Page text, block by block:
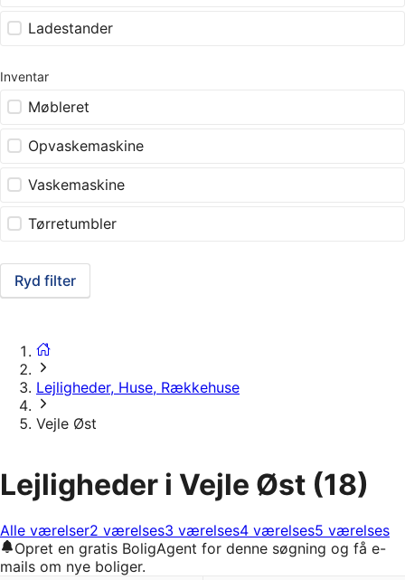
Ladestander
Inventar
Møbleret
Opvaskemaskine
Vaskemaskine
Tørretumbler
Ryd filter
Lejligheder, Huse, Rækkehuse
Vejle Øst
Lejligheder i Vejle Øst (18)
Alle værelser2 værelses3 værelses4 værelses5 værelses
Opret en gratis BoligAgent for denne søgning og få e-
mails om nye boliger.